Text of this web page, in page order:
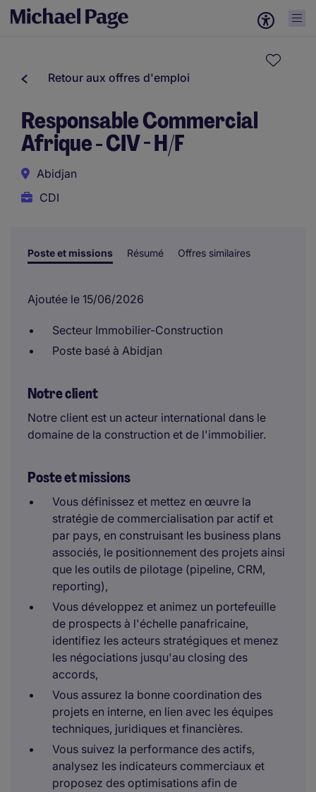
Retour aux offres d'emploi
Responsable Commercial
Afrique - CIV - H/F
Abidjan
CDI
Poste et missions Résumé Offres similaires
Ajoutée le 15/06/2026
Secteur Immobilier-Construction
Poste basé à Abidjan
Notre client
Notre client est un acteur international dans le
domaine de la construction et de l'immobilier.
Poste et missions
Vous définissez et mettez en œuvre la
stratégie de commercialisation par actif et
par pays, en construisant les business plans
associés, le positionnement des projets ainsi
que les outils de pilotage (pipeline, CRM,
reporting),
Vous développez et animez un portefeuille
de prospects à l'échelle panafricaine,
identifiez les acteurs stratégiques et menez
les négociations jusqu'au closing des
accords,
Vous assurez la bonne coordination des
projets en interne, en lien avec les équipes
techniques, juridiques et financières.
Vous suivez la performance des actifs,
analysez les indicateurs commerciaux et
proposez des optimisations afin de